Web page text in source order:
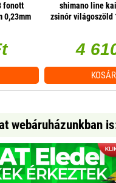
fonott
0,23mm
shimano line
zsinór világoszöld
4
webáruházunkban